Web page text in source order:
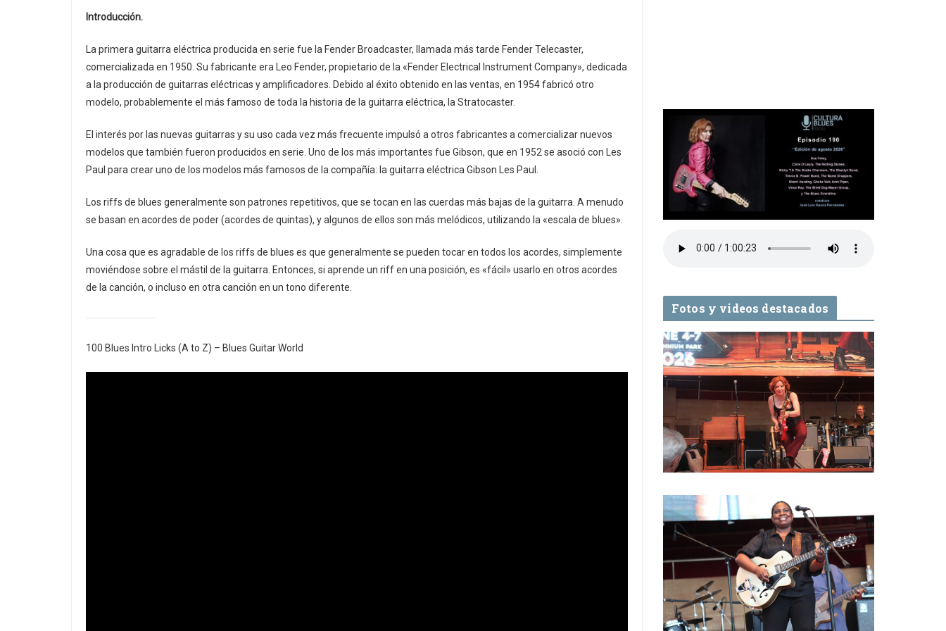
Introducción.
La primera guitarra eléctrica producida en serie fue la Fender Broadcaster, llamada más tarde Fender Telecaster,
comercializada en 1950. Su fabricante era Leo Fender, propietario de la «Fender Electrical Instrument Company», dedicada
a la producción de guitarras eléctricas y amplificadores. Debido al éxito obtenido en las ventas, en 1954 fabricó otro
modelo, probablemente el más famoso de toda la historia de la guitarra eléctrica, la Stratocaster.
El interés por las nuevas guitarras y su uso cada vez más frecuente impulsó a otros fabricantes a comercializar nuevos
modelos que también fueron producidos en serie. Uno de los más importantes fue Gibson, que en 1952 se asoció con Les
Paul para crear uno de los modelos más famosos de la compañía: la guitarra eléctrica Gibson Les Paul.
Los riffs de blues generalmente son patrones repetitivos, que se tocan en las cuerdas más bajas de la guitarra. A menudo
se basan en acordes de poder (acordes de quintas), y algunos de ellos son más melódicos, utilizando la «escala de blues».
Una cosa que es agradable de los riffs de blues es que generalmente se pueden tocar en todos los acordes, simplemente
moviéndose sobre el mástil de la guitarra. Entonces, si aprende un riff en una posición, es «fácil» usarlo en otros acordes
de la canción, o incluso en otra canción en un tono diferente.
100 Blues Intro Licks (A to Z) – Blues Guitar World
Fotos y videos destacados